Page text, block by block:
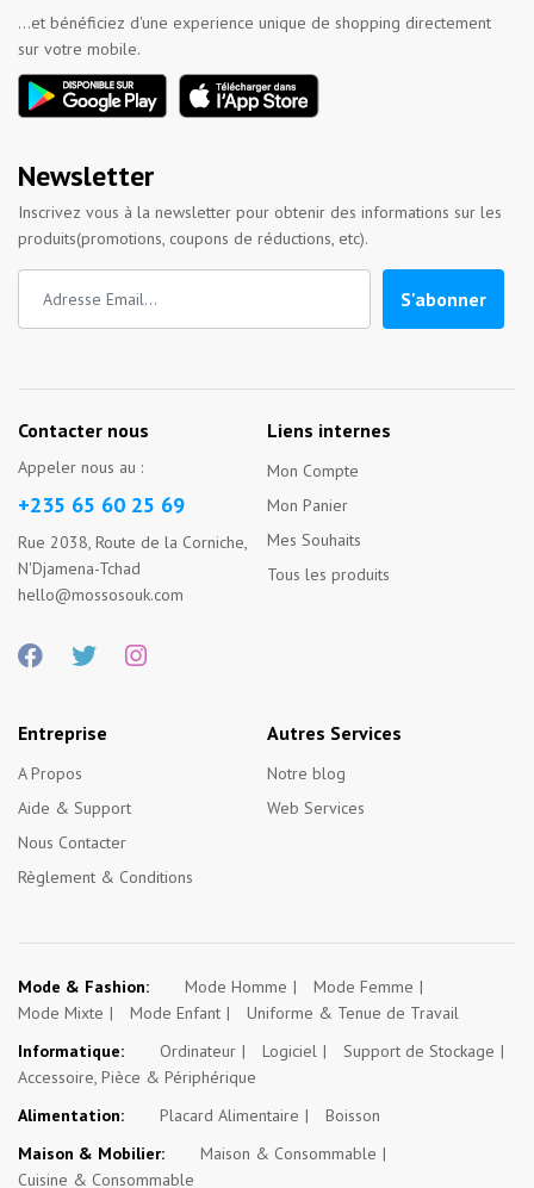
...et bénéficiez d'une experience unique de shopping directement
sur votre mobile.
Newsletter
Inscrivez vous à la newsletter pour obtenir des informations sur les
produits(promotions, coupons de réductions, etc).
S'abonner
Contacter nous
Appeler nous au :
+235 65 60 25 69
Rue 2038, Route de la Corniche,
N'Djamena-Tchad
hello@mossosouk.com
Liens internes
Mon Compte
Mon Panier
Mes Souhaits
Tous les produits
Entreprise
A Propos
Aide & Support
Nous Contacter
Règlement & Conditions
Autres Services
Notre blog
Web Services
Mode & Fashion: Mode Homme
Mode Femme
Mode Mixte
Mode Enfant
Uniforme & Tenue de Travail
Informatique:
Ordinateur Logiciel
Support de Stockage
Accessoire, Pièce & Périphérique
Alimentation:
Placard Alimentaire
Boisson
Maison & Mobilier:
Maison & Consommable
Cuisine & Consommable